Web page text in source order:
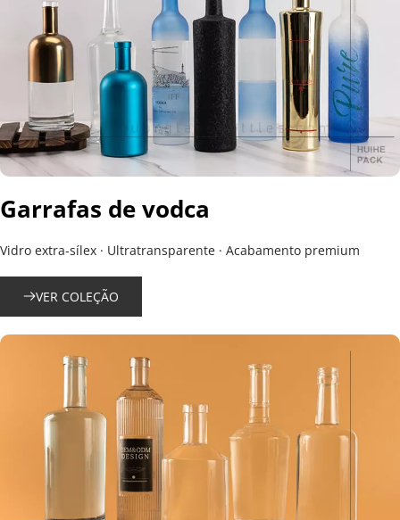
Garrafas de vodca
Vidro extra-sílex · Ultratransparente · Acabamento premium
VER COLEÇÃO